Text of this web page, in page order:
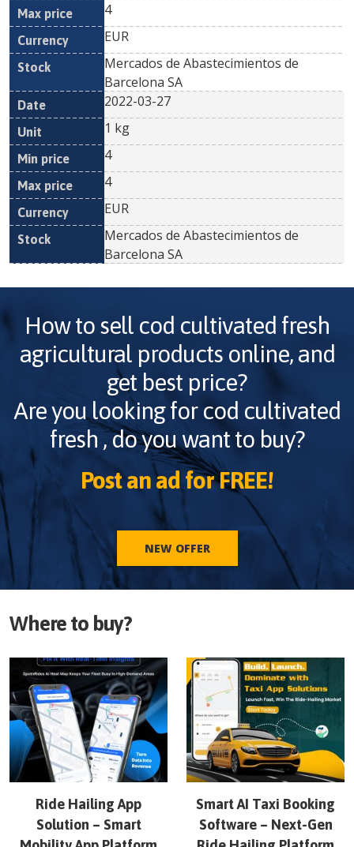
4
EUR
Mercados de Abastecimientos de
Barcelona SA
2022-03-27
1 kg
4
4
EUR
Mercados de Abastecimientos de
Barcelona SA
How to sell cod cultivated fresh
agricultural products online, and
get best price?
Are you looking for cod cultivated
fresh , do you want to buy?
Post an ad for FREE!
NEW OFFER
Where to buy?
Ride Hailing App
Solution – Smart
Smart AI Taxi Booking
Software – Next-Gen